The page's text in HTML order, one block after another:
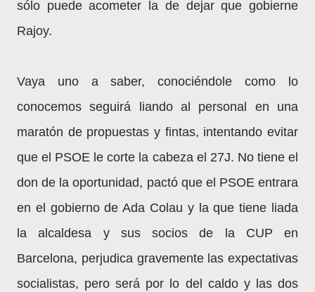
sólo puede acometer la de dejar que gobierne
Rajoy.
Vaya uno a saber, conociéndole como lo
conocemos seguirá liando al personal en una
maratón de propuestas y fintas, intentando evitar
que el PSOE le corte la cabeza el 27J. No tiene el
don de la oportunidad, pactó que el PSOE entrara
en el gobierno de Ada Colau y la que tiene liada
la alcaldesa y sus socios de la CUP en
Barcelona, perjudica gravemente las expectativas
socialistas, pero será por lo del caldo y las dos